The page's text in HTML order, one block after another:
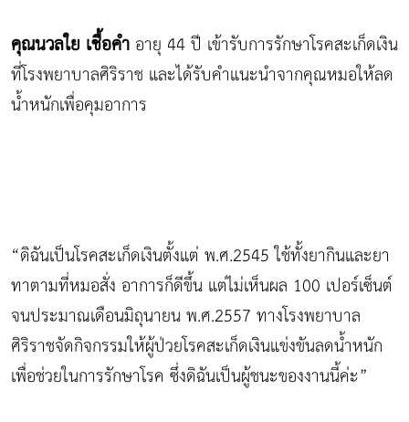
คุณนวลใย เชื้อคำอายุ 44 ปี เข้ารับการรักษาโรคสะเก็ดเงิน
ที่โรงพยาบาลศิริราช และได้รับคำแนะนำจากคุณหมอให้ลด
น้ำหนักเพื่อคุมอาการ
“ดิฉันเป็นโรคสะเก็ดเงินตั้งแต่ พ.ศ.2545 ใช้ทั้งยากินและยา
ทาตามที่หมอสั่ง อาการก็ดีขึ้น แต่ไม่เห็นผล 100 เปอร์เซ็นต์
จนประมาณเดือนมิถุนายน พ.ศ.2557 ทางโรงพยาบาล
ศิริราชจัดกิจกรรมให้ผู้ป่วยโรคสะเก็ดเงินแข่งขันลดน้ำหนัก
เพื่อช่วยในการรักษาโรค ซึ่งดิฉันเป็นผู้ชนะของงานนี้ค่ะ”